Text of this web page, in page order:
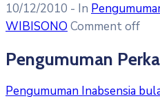
10/12/2010 - In
WIBISONO Comment off
Pengumuman
Pengumuman Inabsensia